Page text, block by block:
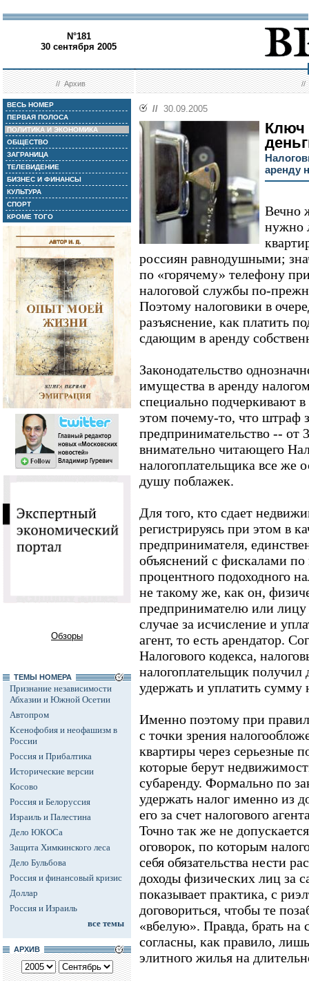
N°181
30 сентября 2005
//Архив //
ВЕСЬ НОМЕР
ПЕРВАЯ ПОЛОСА
ПОЛИТИКА И ЭКОНОМИКА
ОБЩЕСТВО
ЗАГРАНИЦА
ТЕЛЕВИДЕНИЕ
БИЗНЕС И ФИНАНСЫ
КУЛЬТУРА
СПОРТ
КРОМЕ ТОГО
Обзоры
ТЕМЫ НОМЕРА
Признание независимости
Абхазии и Южной Осетии
Автопром
Ксенофобия и неофашизм в
России
Россия и Прибалтика
Исторические версии
Косово
Россия и Белоруссия
Израиль и Палестина
Дело ЮКОСа
Защита Химкинского леса
Дело Бульбова
Россия и финансовый кризис
Доллар
Россия и Израиль
все темы
АРХИВ
// 30.09.2005
Ключ
аренду
Вечно
нужно
россиян равнодушными;
по «горячему» телефону
налоговой службы по-
Поэтому налоговики в
разъяснение, как платить
сдающим в аренду
Законодательство
имущества в аренду
специально подчеркивают
этом почему-то, что штраф
предпринимательство -- от
внимательно читающего
налогоплательщика все же
душу поблажек.
Для того, кто сдает
регистрируясь при этом в
предпринимателя,
объяснений с фискалами
процентного подоходного
не такому же, как он,
предпринимателю или
случае за исчисление и
агент, то есть арендатор.
Налогового кодекса,
налогоплательщик получил
удержать и уплатить сумму
Именно поэтому при
с точки зрения
квартиры через серьезные
которые берут
субаренду. Формально по
удержать налог именно из
его за счет налогового
Точно так же не
оговорок, по которым
себя обязательства нести
доходы физических лиц за
показывает практика, с
договориться, чтобы те
«вбелую». Правда, брать на
согласны, как правило,
элитного жилья на